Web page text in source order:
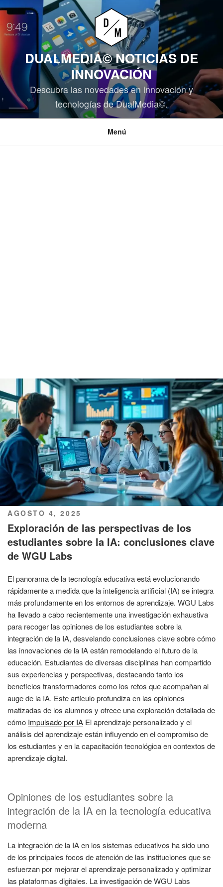
Saltar
contenido
DUALMEDIA© NOTICIAS DE
INNOVACIÓN
Descubra las novedades en innovación y
tecnologías de DualMedia©.
Menú
PUBLICADO
EL
AGOSTO 4, 2025
Exploración de las perspectivas de los
estudiantes sobre la IA: conclusiones clave
de WGU Labs
El panorama de la tecnología educativa está evolucionando
rápidamente a medida que la inteligencia artificial (IA) se integra
más profundamente en los entornos de aprendizaje. WGU Labs
ha llevado a cabo recientemente una investigación exhaustiva
para recoger las opiniones de los estudiantes sobre la
integración de la IA, desvelando conclusiones clave sobre cómo
las innovaciones de la IA están remodelando el futuro de la
educación. Estudiantes de diversas disciplinas han compartido
sus experiencias y perspectivas, destacando tanto los
beneficios transformadores como los retos que acompañan al
auge de la IA. Este artículo profundiza en las opiniones
matizadas de los alumnos y ofrece una exploración detallada de
cómo Impulsado por IA El aprendizaje personalizado y el
análisis del aprendizaje están influyendo en el compromiso de
los estudiantes y en la capacitación tecnológica en contextos de
aprendizaje digital.
Opiniones de los estudiantes sobre la
integración de la IA en la tecnología educativa
moderna
La integración de la IA en los sistemas educativos ha sido uno
de los principales focos de atención de las instituciones que se
esfuerzan por mejorar el aprendizaje personalizado y optimizar
las plataformas digitales. La investigación de WGU Labs